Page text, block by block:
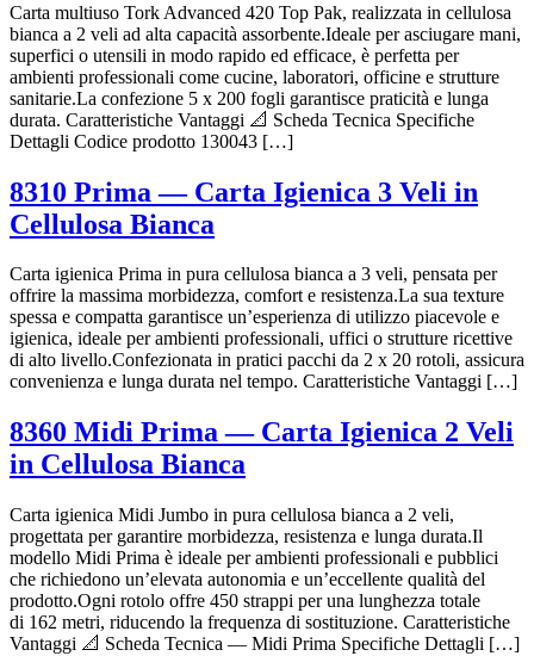
Carta multiuso Tork Advanced 420 Top Pak, realizzata in cellulosa
bianca a 2 veli ad alta capacità assorbente.Ideale per asciugare mani,
superfici o utensili in modo rapido ed efficace, è perfetta per
ambienti professionali come cucine, laboratori, officine e strutture
sanitarie.La confezione 5 x 200 fogli garantisce praticità e lunga
durata. Caratteristiche Vantaggi 📐 Scheda Tecnica Specifiche
Dettagli Codice prodotto 130043 […]
8310 Prima — Carta Igienica 3 Veli in
Cellulosa Bianca
Carta igienica Prima in pura cellulosa bianca a 3 veli, pensata per
offrire la massima morbidezza, comfort e resistenza.La sua texture
spessa e compatta garantisce un’esperienza di utilizzo piacevole e
igienica, ideale per ambienti professionali, uffici o strutture ricettive
di alto livello.Confezionata in pratici pacchi da 2 x 20 rotoli, assicura
convenienza e lunga durata nel tempo. Caratteristiche Vantaggi […]
8360 Midi Prima — Carta Igienica 2 Veli
in Cellulosa Bianca
Carta igienica Midi Jumbo in pura cellulosa bianca a 2 veli,
progettata per garantire morbidezza, resistenza e lunga durata.Il
modello Midi Prima è ideale per ambienti professionali e pubblici
che richiedono un’elevata autonomia e un’eccellente qualità del
prodotto.Ogni rotolo offre 450 strappi per una lunghezza totale
di 162 metri, riducendo la frequenza di sostituzione. Caratteristiche
Vantaggi 📐 Scheda Tecnica — Midi Prima Specifiche Dettagli […]